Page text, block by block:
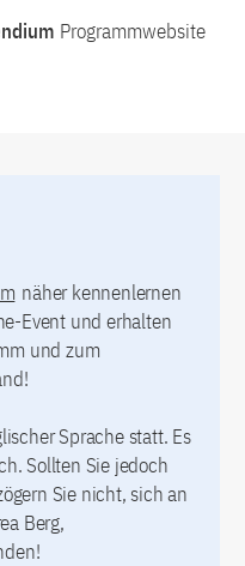
Programmwebsite
näher kennenlernen
Event und erhalten
und zum
Sprache statt. Es
Sollten Sie jedoch
Sie nicht, sich an
Berg,